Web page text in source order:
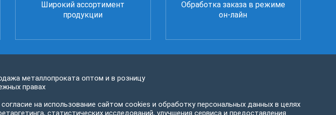
Широкий ассортимент
продукции
Обработка заказа в режиме
он-лайн
металлопроката оптом и в розницу
правах
на использование сайтом cookies и обработку персональных данных в целях
статистических исследований, улучшения сервиса и предоставления